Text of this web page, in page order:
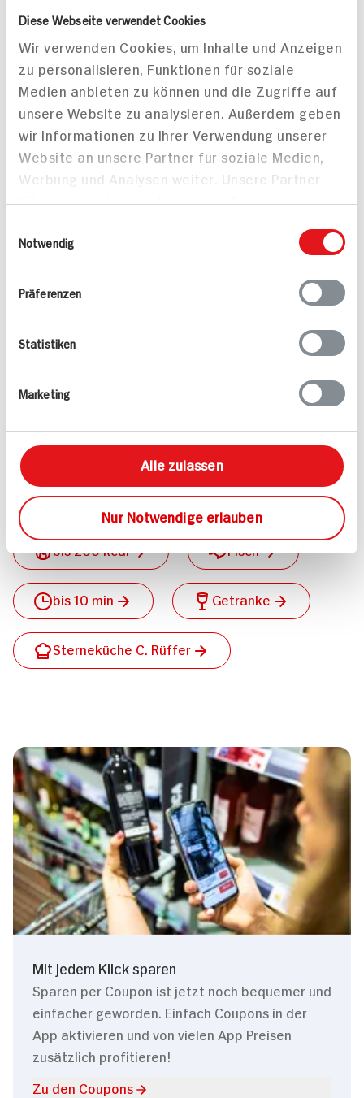
Diese Webseite verwendet Cookies
Wir verwenden Cookies, um Inhalte und Anzeigen
zu personalisieren, Funktionen für soziale
Medien anbieten zu können und die Zugriffe auf
unsere Website zu analysieren. Außerdem geben
wir Informationen zu Ihrer Verwendung unserer
Website an unsere Partner für soziale Medien,
Werbung und Analysen weiter. Unsere Partner
führen diese Informationen möglicherweise mit
bereitgestellt haben oder die sie im Rahmen
Notwendig
Präferenzen
Statistiken
Marketing
Alle zulassen
Nur Notwendige erlauben
Caprese
15 min
1.127 kcal p. Portion
Leicht
Vegetarisch
Sauce
80 min
1.043 kcal p. Portion
Leicht
30 min
Mittel
Weitere Rezepte nach Kategorien finden
Deutsche Küche
bis 200 kcal Fisch
bis 10 min Getränke
Sterneküche C. Rüffer
Mit jedem Klick sparen
Sparen per Coupon ist jetzt noch bequemer und
einfacher geworden. Einfach Coupons in der
App aktivieren und von vielen App Preisen
zusätzlich profitieren!
Zu den Coupons